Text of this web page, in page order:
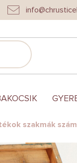
KERESÉS
szakmák